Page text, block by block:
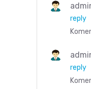
reply
reply